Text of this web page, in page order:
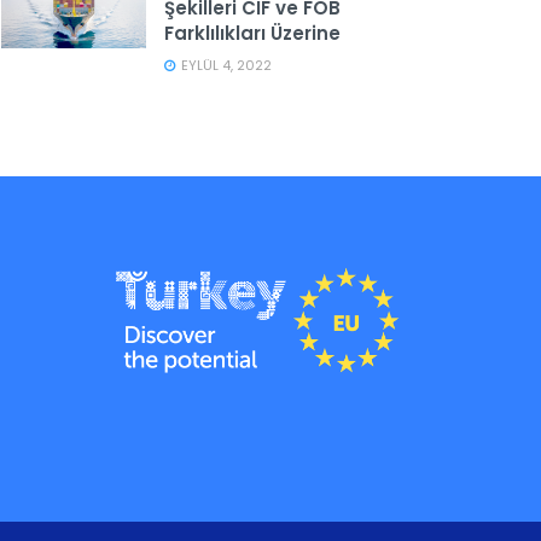
Şekilleri CIF ve FOB
Farklılıkları Üzerine
EYLÜL 4, 2022